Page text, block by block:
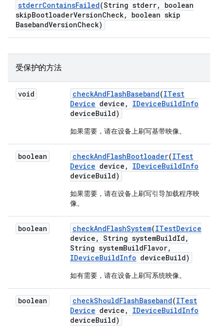
stderrContainsFailed(String stderr,
boolean
skipBootloaderVersionCheck,
boolean skip
BasebandVersionCheck)
受保护的方法
void checkAndFlashBaseband(ITest
Device device , IDeviceBuildInfo
deviceBuild)
如果需要，请在设备上刷写基带映像。
boolean checkAndFlashBootloader(ITest
Device device , IDeviceBuildInfo
deviceBuild)
如果需要，请在设备上刷写引导加载程序映
像。
boolean checkAndFlashSystem(ITestDevice
device , String systemBuildId ,
String systemBuildFlavor,
IDeviceBuildInfo deviceBuild)
如有需要，请在设备上刷写系统映像。
boolean checkShouldFlashBaseband(ITest
Device device , IDeviceBuildInfo
deviceBuild)